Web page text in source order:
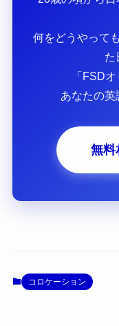
何をどうやって
た
「FSD
あなたの英
無料
コロケーション